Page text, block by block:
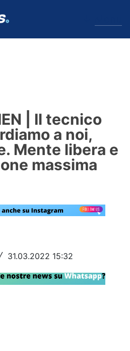
| Il tecnico
a noi,
Mente libera e
massima
31.03.2022 15:32